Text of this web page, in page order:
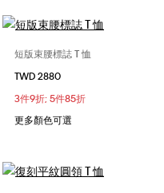
短版束腰標誌 T 恤
TWD 2880
3件9折; 5件85折
更多顏色可選